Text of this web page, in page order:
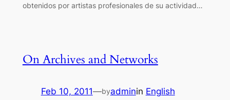
obtenidos por artistas profesionales de su actividad…
On Archives and Networks
Feb 10, 2011—byadminin English